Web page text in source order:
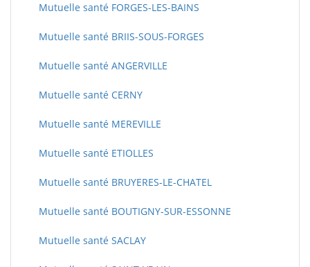
Mutuelle santé FORGES-LES-BAINS
Mutuelle santé BRIIS-SOUS-FORGES
Mutuelle santé ANGERVILLE
Mutuelle santé CERNY
Mutuelle santé MEREVILLE
Mutuelle santé ETIOLLES
Mutuelle santé BRUYERES-LE-CHATEL
Mutuelle santé BOUTIGNY-SUR-ESSONNE
Mutuelle santé SACLAY